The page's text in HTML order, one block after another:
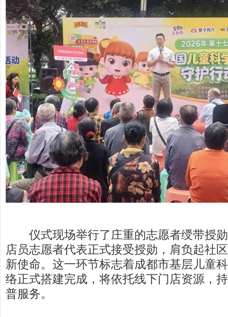
仪式现场举行了庄重的志愿者绶带授勋
店员志愿者代表正式接受授勋，肩负起社
新使命。这一环节标志着成都市基层儿童
络正式搭建完成，将依托线下门店资源，
普服务。